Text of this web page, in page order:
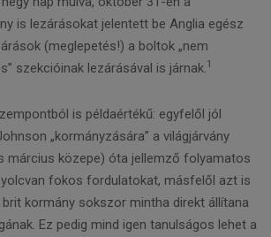
is lezárásokat jelentett be Anglia egész
(meglepetés!) a boltok „nem
szekcióinak lezárásával is járnak.1
is példaértékű: egyfelől jól
„kormányzására” a világjárvány
március közepe) óta jellemző folyamatos
fokos fordulatokat, másfelől azt is
kormány sokszor mintha direkt állítana
Ez pedig mind igen tanulságos lehet a